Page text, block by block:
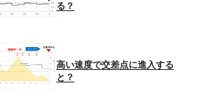
る？
高い速度で交差点に進入する
と？